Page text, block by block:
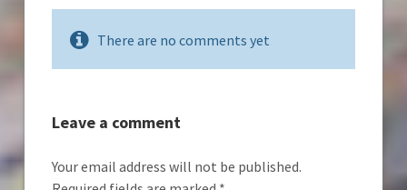
There are no comments yet
Leave a comment
Your email address will not be published.